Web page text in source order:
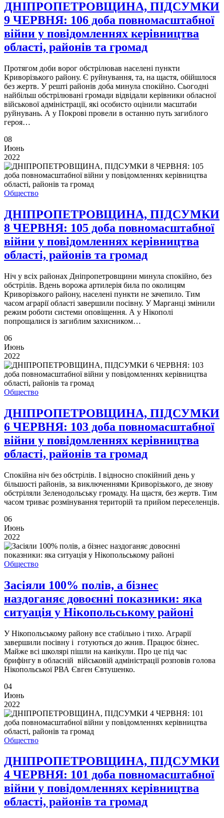
ДНІПРОПЕТРОВЩИНА, ПІДСУМКИ
9 ЧЕРВНЯ: 106 доба повномасштабної
війни у повідомленнях керівництва
області, районів та громад
Протягом доби ворог обстрілював населені пункти
Криворізького району. Є руйнування, та, на щастя, обійшлося
без жертв. У решті районів доба минула спокійно. Сьогодні
найбільш обстрілювані громади відвідали керівники обласної
військової адміністрації, які особисто оцінили масштаби
руйнувань. А у Покрові провели в останню путь загиблого
героя…
08
Июнь
2022
Общество
ДНІПРОПЕТРОВЩИНА, ПІДСУМКИ
8 ЧЕРВНЯ: 105 доба повномасштабної
війни у повідомленнях керівництва
області, районів та громад
Ніч у всіх районах Дніпропетровщини минула спокійно, без
обстрілів. Вдень ворожа артилерія била по околицям
Криворізького району, населені пункти не зачепило. Тим
часом аграрії області завершили посівну. У Марганці змінили
режим роботи системи оповіщення. А у Нікополі
попрощалися із загиблим захисником…
06
Июнь
2022
Общество
ДНІПРОПЕТРОВЩИНА, ПІДСУМКИ
6 ЧЕРВНЯ: 103 доба повномасштабної
війни у повідомленнях керівництва
області, районів та громад
Спокійна ніч без обстрілів. І відносно спокійний день у
більшості районів, за виключеннями Криворізького, де знову
обстріляли Зеленодольську громаду. На щастя, без жертв. Тим
часом триває розмінування територій та прийом переселенців.
06
Июнь
2022
Общество
Засіяли 100% полів, а бізнес
наздоганяє довоєнні показники: яка
ситуація у Нікопольському районі
У Нікопольському району все стабільно і тихо. Аграрії
завершили посівну і готуються до жнив. Працює бізнес.
Майже всі школярі пішли на канікули. Про це під час
брифінгу в обласній військовій адміністрації розповів голова
Нікопольської РВА Євген Євтушенко.
04
Июнь
2022
Общество
ДНІПРОПЕТРОВЩИНА, ПІДСУМКИ
4 ЧЕРВНЯ: 101 доба повномасштабної
війни у повідомленнях керівництва
області, районів та громад